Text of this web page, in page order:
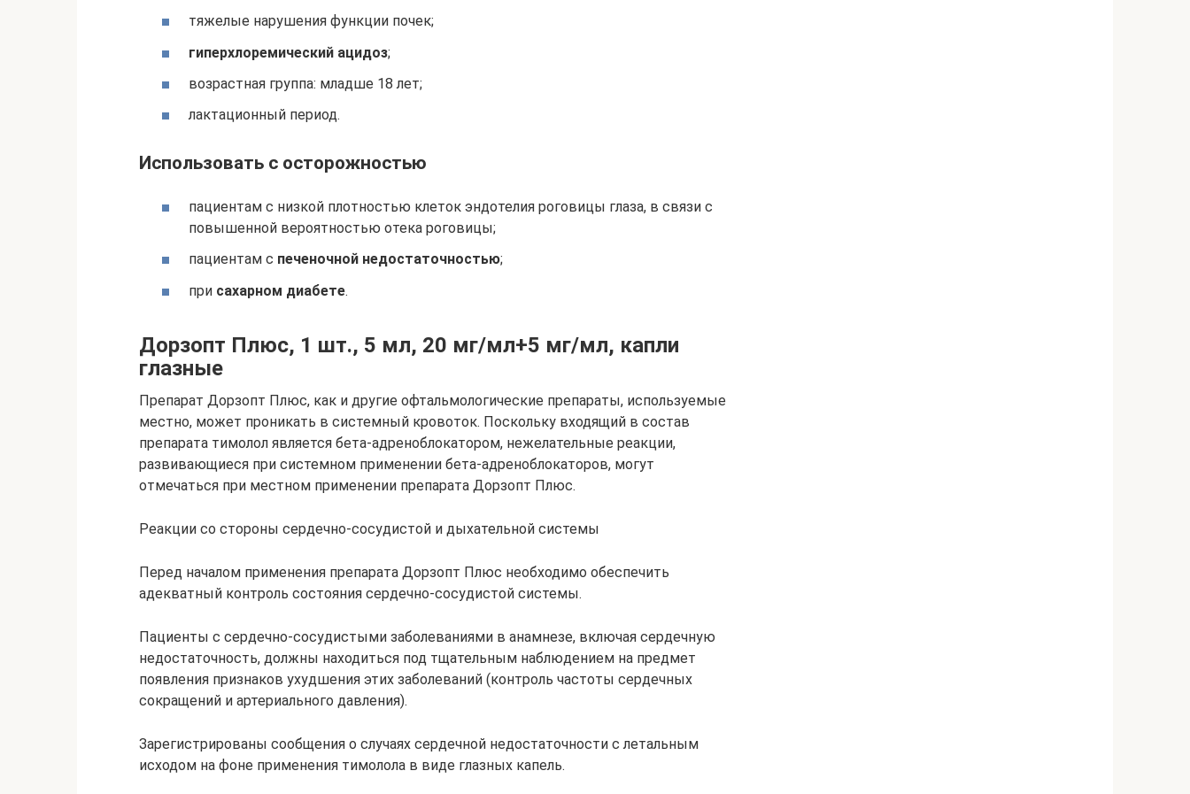
тяжелые нарушения функции почек;
гиперхлоремический ацидоз;
возрастная группа: младше 18 лет;
лактационный период.
Использовать с осторожностью
пациентам с низкой плотностью клеток эндотелия роговицы глаза, в связи с
повышенной вероятностью отека роговицы;
пациентам с печеночной недостаточностью;
при сахарном диабете.
Дорзопт Плюс, 1 шт., 5 мл, 20 мг/мл+5 мг/мл, капли
глазные
Препарат Дорзопт Плюс, как и другие офтальмологические препараты, используемые
местно, может проникать в системный кровоток. Поскольку входящий в состав
препарата тимолол является бета-адреноблокатором, нежелательные реакции,
развивающиеся при системном применении бета-адреноблокаторов, могут
отмечаться при местном применении препарата Дорзопт Плюс.
Реакции со стороны сердечно-сосудистой и дыхательной системы
Перед началом применения препарата Дорзопт Плюс необходимо обеспечить
адекватный контроль состояния сердечно-сосудистой системы.
Пациенты с сердечно-сосудистыми заболеваниями в анамнезе, включая сердечную
недостаточность, должны находиться под тщательным наблюдением на предмет
появления признаков ухудшения этих заболеваний (контроль частоты сердечных
сокращений и артериального давления).
Зарегистрированы сообщения о случаях сердечной недостаточности с летальным
исходом на фоне применения тимолола в виде глазных капель.